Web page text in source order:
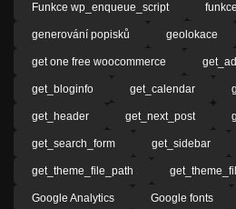
Funkce wp_enqueue_script
generování popisků geolokace
get one free woocommerce
get_bloginfo get_calendar
get_header get_next_post
get_search_form get_sidebar
get_theme_file_path
Google Analytics Google fonts